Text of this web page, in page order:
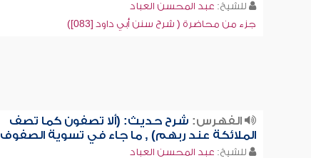
للشيخ: عبد المحسن العباد
جزء من محاضرة ( شرح سنن أبي داود [083])
الفهرس: شرح حديث: (ألا تصفون كما تصف
الملائكة عند ربهم) , ما جاء في تسوية الصفوف
للشيخ: عبد المحسن العباد